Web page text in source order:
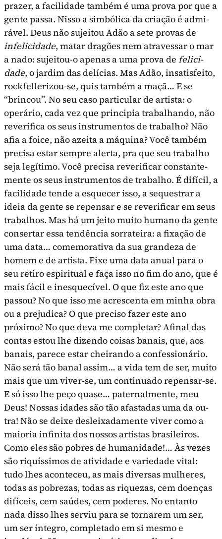
prazer, a facilidade também é uma prova por que a
gente passa. Nisso a simbólica da criação é admi­
rável. Deus não sujeitou Adão a sete provas de
infelicidade, matar dragões nem atravessar o mar
a nado: sujeitou-o apenas a uma prova de felici­
dade, o jardim das delícias. Mas Adão, insatisfeito,
rockfellerizou-se, quis também a maçã… E se
“brincou”. No seu caso particular de artista: o
operário, cada vez que principia trabalhando, não
reverifica os seus instrumentos de trabalho? Não
afia a foice, não azeita a máquina? Você também
precisa estar sempre alerta, pra que seu trabalho
seja legítimo. Você precisa reverificar constante­
mente os seus instrumentos de trabalho. É difícil, a
facilidade tende a esquecer isso, a sequestrar a
ideia da gente se repensar e se reverificar em seus
trabalhos. Mas há um jeito muito humano da gente
consertar essa tendência sorrateira: a fixação de
uma data… comemorativa da sua grandeza de
homem e de artista. Fixe uma data anual para o
seu retiro espiritual e faça isso no fim do ano, que é
mais fácil e inesquecível. O que fiz este ano que
passou? No que isso me acrescenta em minha obra
ou a prejudica? O que preciso fazer este ano
próximo? No que deva me completar? Afinal das
contas estou lhe dizendo coisas banais, que, aos
ba­nais, parece estar cheirando a confessionário.
Não será tão banal assim… a vida tem de ser, muito
mais que um viver-se, um continuado repensar-se.
E só isso lhe peço quase… paternalmente, meu
Deus! Nossas idades são tão afastadas uma da ou­
tra! Não se deixe desleixadamente viver como a
maioria infinita dos nossos artistas brasileiros.
Como eles são pobres de humanidade!… Às vezes
são riquíssimos de atividade e variedade vital:
tudo lhes aconteceu, as mais diversas mulheres,
todas as pobrezas, todas as riquezas, cem doenças
difí­ceis, cem saúdes, cem poderes. No entanto
nada disso lhes serviu para se tornarem um ser,
um ser íntegro, completado em si mesmo e